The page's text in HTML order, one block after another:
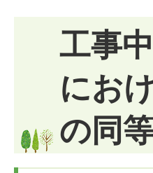
工事
にお
の同